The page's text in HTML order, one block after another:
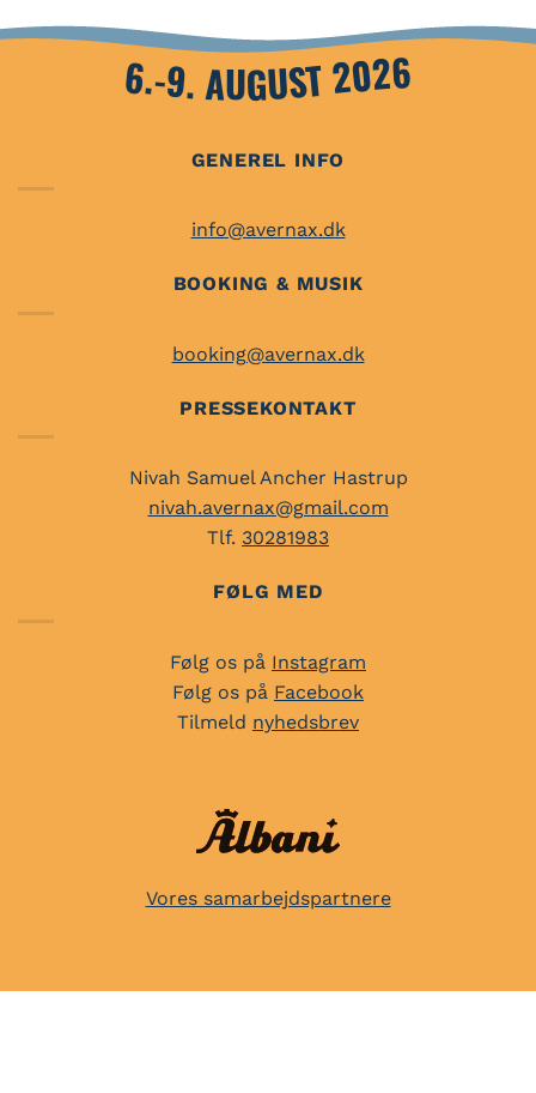
6.-9. AUGUST 2026
GENEREL INFO
info@avernax.dk
BOOKING & MUSIK
booking@avernax.dk
PRESSEKONTAKT
Nivah Samuel Ancher Hastrup
nivah.avernax@gmail.com
Tlf. 30281983
FØLG MED
Følg os på Instagram
Følg os på Facebook
Tilmeld nyhedsbrev
Vores samarbejdspartnere